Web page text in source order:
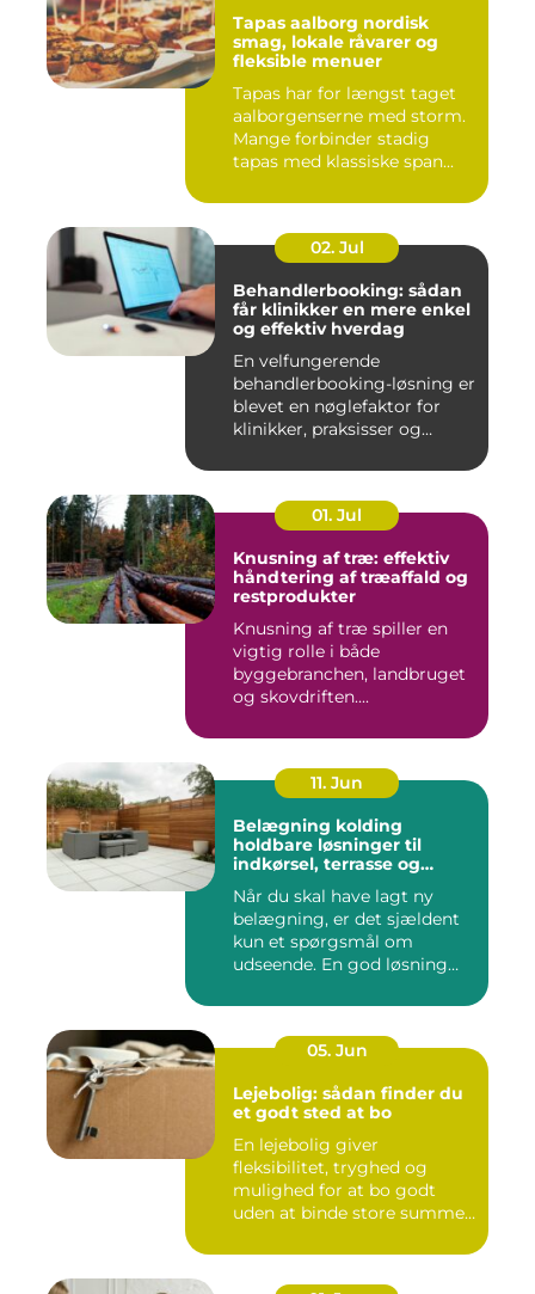
Tapas aalborg nordisk
smag, lokale råvarer og
fleksible menuer
Tapas har for længst taget
aalborgenserne med storm.
Mange forbinder stadig
tapas med klassiske span...
02. Jul
Behandlerbooking: sådan
får klinikker en mere enkel
og effektiv hverdag
En velfungerende
behandlerbooking-løsning er
blevet en nøglefaktor for
klinikker, praksisser og
01. Jul
Knusning af træ: effektiv
håndtering af træaffald og
restprodukter
Knusning af træ spiller en
vigtig rolle i både
byggebranchen, landbruget
og skovdriften....
11. Jun
Belægning kolding
holdbare løsninger til
indkørsel, terrasse og
Når du skal have lagt ny
belægning, er det sjældent
kun et spørgsmål om
udseende. En god løsning
05. Jun
Lejebolig: sådan finder du
et godt sted at bo
En lejebolig giver
fleksibilitet, tryghed og
mulighed for at bo godt
uden at binde store summer